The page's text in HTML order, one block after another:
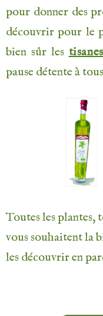
pour donner des
découvrir pour le
bien sûr les
pause détente à
Toutes les plantes,
vous souhaitent la
les découvrir en